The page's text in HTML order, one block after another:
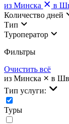
из Минска
в
Количество дней
Тип
Туроператор
Фильтры
Очистить всё
из Минска
в
Тип услуги:
Туры